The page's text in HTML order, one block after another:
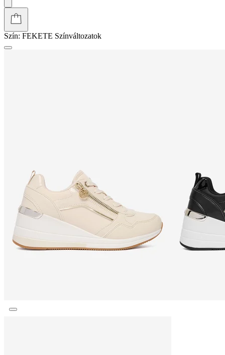
Szín: FEKETE Színváltozatok